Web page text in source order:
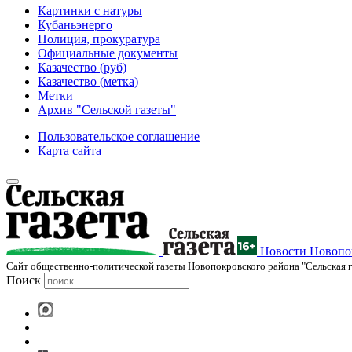
Картинки с натуры
Кубаньэнерго
Полиция, прокуратура
Официальные документы
Казачество (руб)
Казачество (метка)
Метки
Архив "Сельской газеты"
Пользовательское соглашение
Карта сайта
Новости
Cайт общественно-политической газеты Новопокровского района "Сельская
Поиск